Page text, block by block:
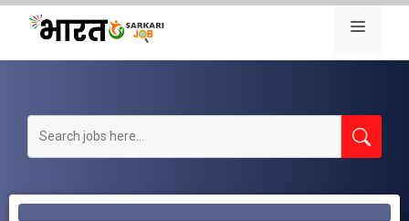
Skip
content
Menu